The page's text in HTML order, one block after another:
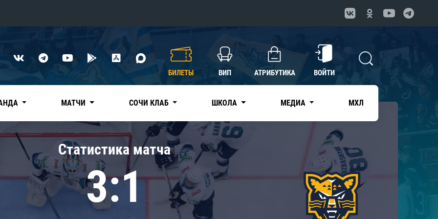
Нефтехимик
Дивизион Чернышева
Авангард
Адмирал
КХЛ
БИЛЕТЫ ВИП АТРИБУТИКА ВОЙТИ
МАТЧИ СОЧИ КЛАБ ШКОЛА МЕДИА МХЛ
Статистика матча
3:1